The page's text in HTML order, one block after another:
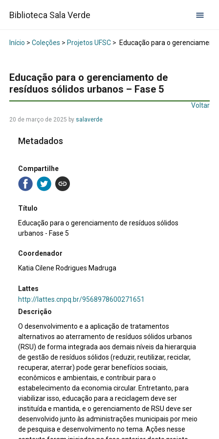
Biblioteca Sala Verde
Início > Coleções > Projetos UFSC> Educação para o
Educação para o gerenciamento de
resíduos sólidos urbanos – Fase 5
Voltar
20 de março de 2025 by salaverde
Metadados
Compartilhe
Título
Educação para o gerenciamento de resíduos sólidos
urbanos - Fase 5
Coordenador
Katia Cilene Rodrigues Madruga
Lattes
http://lattes.cnpq.br/9568978600271651
Descrição
O desenvolvimento e a aplicação de tratamentos
alternativos ao aterramento de resíduos sólidos urbanos
(RSU) de forma integrada aos demais níveis da hierarquia
de gestão de resíduos sólidos (reduzir, reutilizar, reciclar,
recuperar, aterrar) pode gerar benefícios sociais,
econômicos e ambientais, e contribuir para o
estabelecimento da economia circular. Entretanto, para
viabilizar isso, educação para a reciclagem deve ser
instituída e mantida, e o gerenciamento de RSU deve ser
desenvolvido junto às administrações municipais por meio
de pesquisa e desenvolvimento no tema. Ações nesse